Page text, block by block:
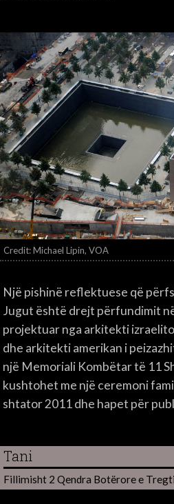
Credit: Michael Lipin, VOA
Një pishinë reflektuese që
Jugut është drejt përfundimit
projektuar nga arkitekti
dhe arkitekti amerikan i
një Memoriali Kombëtar të 11
kushtohet me një ceremoni
shtator 2011 dhe hapet për
Tani
Fillimisht 2 Qendra Botërore e